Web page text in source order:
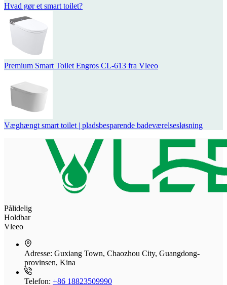
Hvad gør et smart toilet?
Premium Smart Toilet Engros CL-613 fra Vleeo
Væghængt smart toilet | pladsbesparende badeværelsesløsning
Pålidelig
Holdbar
Vleeo
Adresse: Guxiang Town, Chaozhou City, Guangdong-
provinsen, Kina
Telefon: +86 18823509990